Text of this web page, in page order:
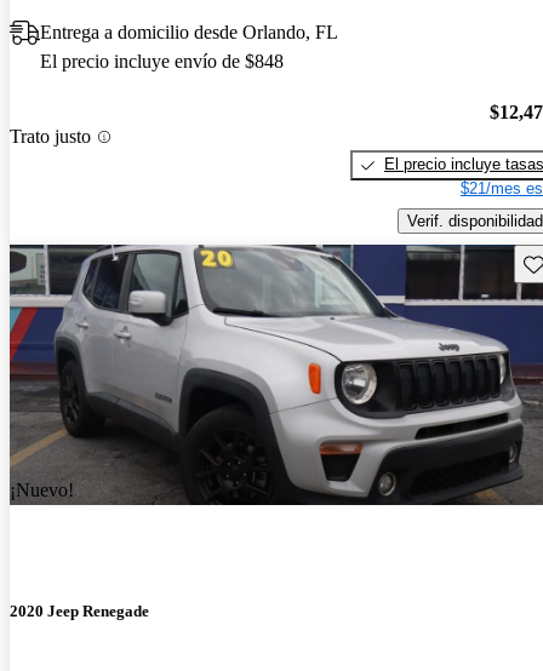
Entrega a domicilio desde Orlando, FL
El precio incluye envío de $848
Trato justo
El precio incluye tasas
$21/mes
Verif. disponibilidad
¡Nuevo!
2020 Jeep Renegade